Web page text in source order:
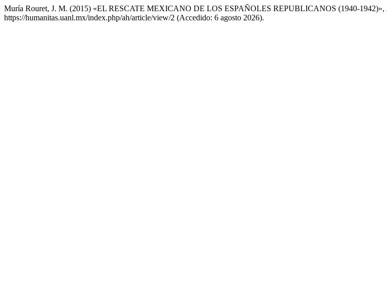
Muría Rouret, J. M. (2015) «EL RESCATE MEXICANO DE LOS ESPAÑOLES REPUBLICANOS (1940-1942)»,
https://humanitas.uanl.mx/index.php/ah/article/view/2 (Accedido: 6 agosto 2026).